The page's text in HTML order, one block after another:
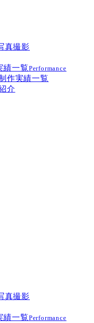
真撮影
績一覧Performance
作実績一覧
介
真撮影
績一覧Performance